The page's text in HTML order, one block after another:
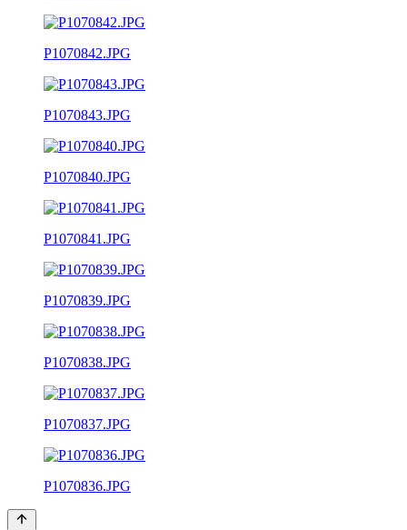
P1070842.JPG
P1070843.JPG
P1070840.JPG
P1070841.JPG
P1070839.JPG
P1070838.JPG
P1070837.JPG
P1070836.JPG